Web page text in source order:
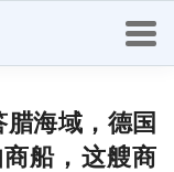
海域，德国
船，这艘商